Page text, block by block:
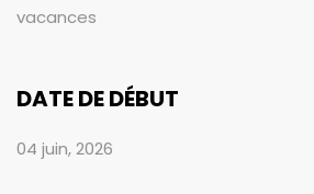
vacances
DATE DE DÉBUT
04 juin, 2026